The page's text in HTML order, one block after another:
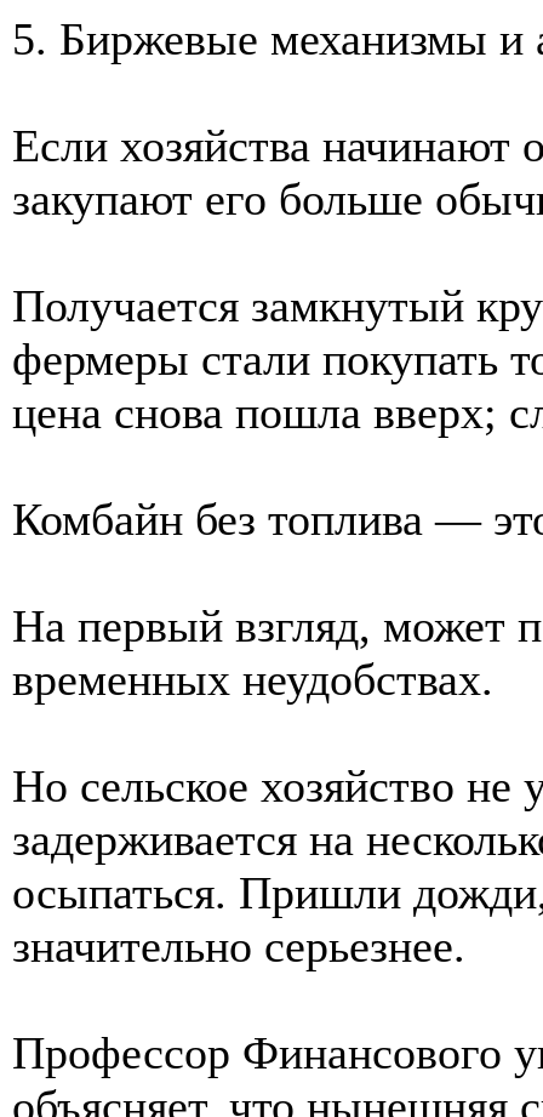
5. Биржевые механизмы и
Если хозяйства начинают
закупают его больше
Получается замкнутый
фермеры стали покупать
цена снова пошла вверх;
Комбайн без топлива —
На первый взгляд, может
временных неудобствах.
Но сельское хозяйство не
задерживается на
осыпаться. Пришли
значительно серьезнее.
Профессор Финансового
объясняет, что нынешняя